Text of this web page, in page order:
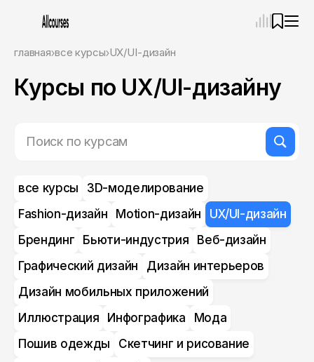
главная все курсы UX/UI-дизайн
Курсы по UX/UI-дизайну
все курсы
3D-моделирование
Fashion-дизайн
Motion-дизайн
UX/UI-дизайн
Брендинг
Бьюти-индустрия
Веб-дизайн
Графический дизайн
Дизайн интерьеров
Дизайн мобильных приложений
Иллюстрация
Инфографика
Мода
Пошив одежды
Скетчинг и рисование
Ассистент 07.08.26, 04:42
Привет! Я Ваш карьерный навигатор. Подберу
Пожалуйста, ответьте на несколько вопросов,